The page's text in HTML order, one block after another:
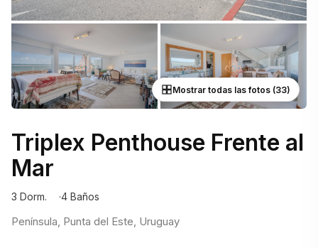
Mostrar todas las fotos (33)
Triplex Penthouse Frente al
Mar
3 Dorm. 4 Baños
Península, Punta del Este, Uruguay